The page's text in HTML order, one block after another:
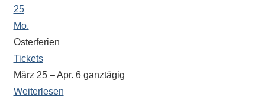
25
Mo.
Osterferien
Tickets
März 25 – Apr. 6 ganztägig
Weiterlesen